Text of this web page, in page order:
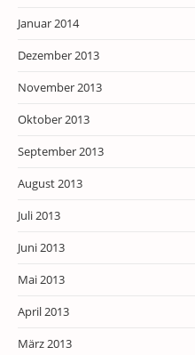
Januar 2014
Dezember 2013
November 2013
Oktober 2013
September 2013
August 2013
Juli 2013
Juni 2013
Mai 2013
April 2013
März 2013